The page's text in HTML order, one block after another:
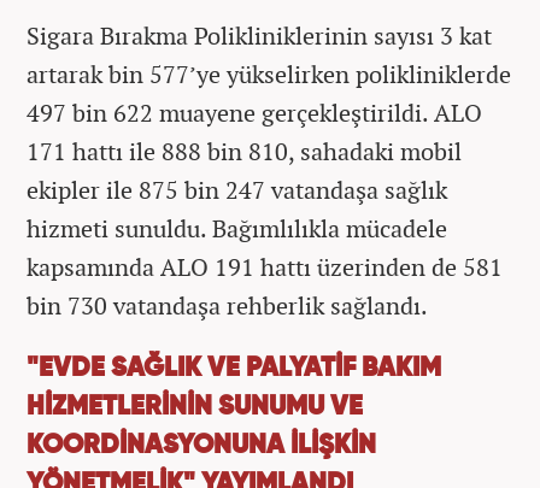
Sigara Bırakma Polikliniklerinin sayısı 3 kat
artarak bin 577’ye yükselirken polikliniklerde
497 bin 622 muayene gerçekleştirildi. ALO
171 hattı ile 888 bin 810, sahadaki mobil
ekipler ile 875 bin 247 vatandaşa sağlık
hizmeti sunuldu. Bağımlılıkla mücadele
kapsamında ALO 191 hattı üzerinden de 581
bin 730 vatandaşa rehberlik sağlandı.
"EVDE SAĞLIK VE PALYATİF BAKIM
HİZMETLERİNİN SUNUMU VE
KOORDİNASYONUNA İLİŞKİN